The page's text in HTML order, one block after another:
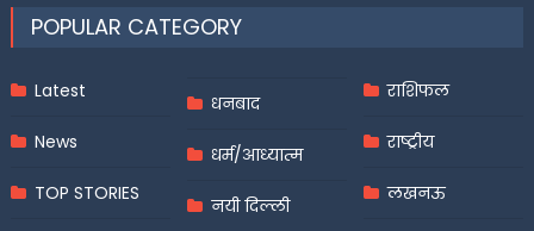
POPULAR CATEGORY
Latest
News
TOP STORIES
धनबाद
धर्म/आध्यात्म
नयी दिल्ली
राशिफल
राष्ट्रीय
लखनऊ